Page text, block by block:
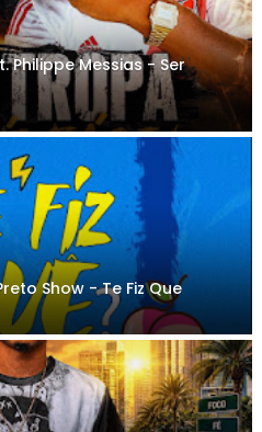
Philippe Messias - Ser
Show - Te Fiz Que